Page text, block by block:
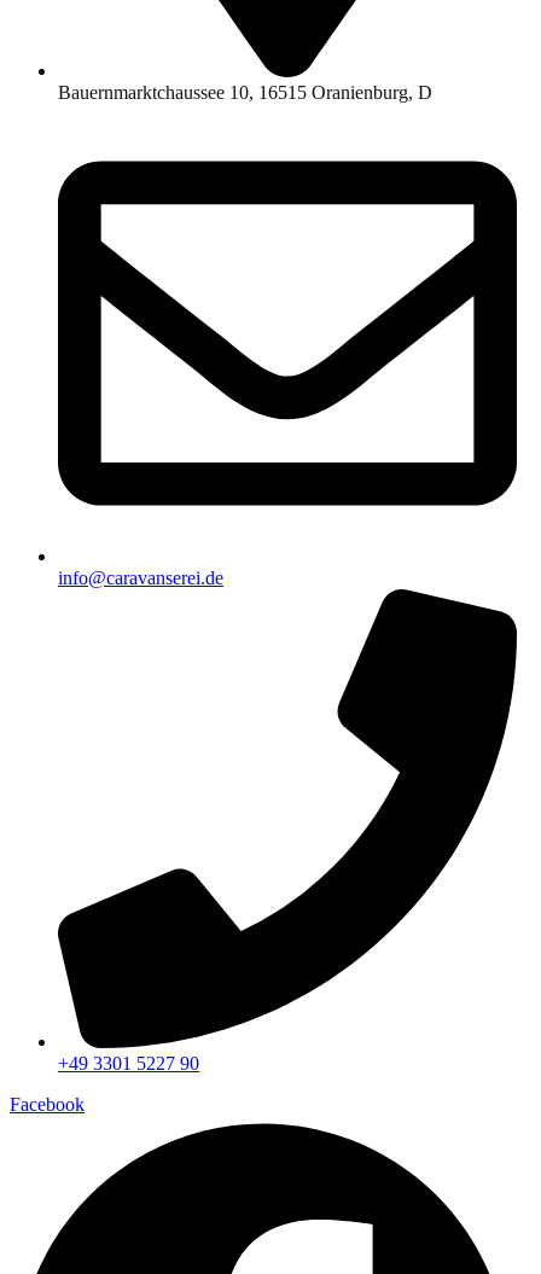
Bauernmarktchaussee 10, 16515 Oranienburg, D
info@caravanserei.de
+49 3301 5227 90
Facebook